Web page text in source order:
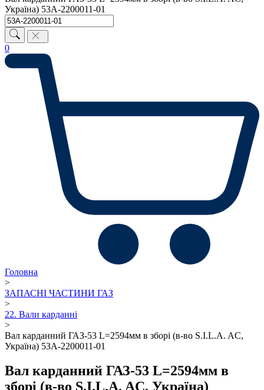
Україна) 53А-2200011-01
0
Головна
>
ЗАПАСНІ ЧАСТИНИ ГАЗ
>
22. Вали карданні
>
Вал карданний ГАЗ-53 L=2594мм в зборі (в-во S.I.L.A. AC,
Україна) 53А-2200011-01
Вал карданний ГАЗ-53 L=2594мм в
зборі (в-во S.I.L.A. AC, Україна)